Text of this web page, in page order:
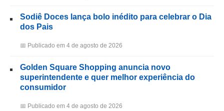
Sodiê Doces lança bolo inédito para celebrar o Dia
dos Pais
📅 Publicado em 4 de agosto de 2026
Golden Square Shopping anuncia novo
superintendente e quer melhor experiência do
consumidor
📅 Publicado em 4 de agosto de 2026